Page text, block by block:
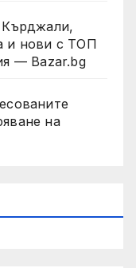
Кърджали,
и нови с ТОП
— Bazar.bg
на